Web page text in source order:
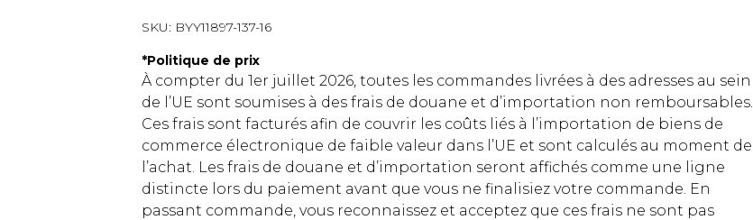
SKU: BYY11897-137-16
*Politique de prix
À compter du 1er juillet 2026, toutes les commandes livrées à des adresses au sein
de l’UE sont soumises à des frais de douane et d’importation non remboursables.
Ces frais sont facturés afin de couvrir les coûts liés à l’importation de biens de
commerce électronique de faible valeur dans l’UE et sont calculés au moment de
l’achat. Les frais de douane et d’importation seront affichés comme une ligne
distincte lors du paiement avant que vous ne finalisiez votre commande. En
passant commande, vous reconnaissez et acceptez que ces frais ne sont pas